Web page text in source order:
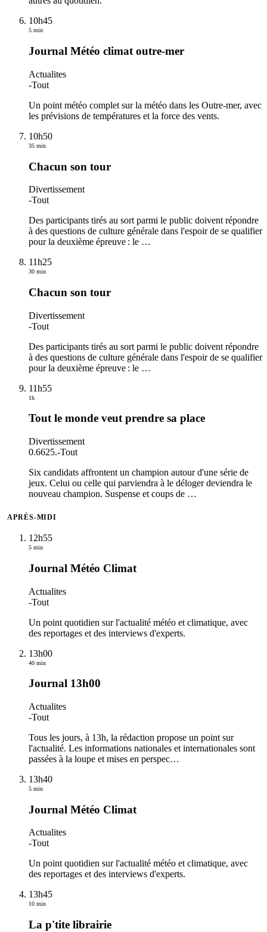
10h45
5 min
Journal Météo climat outre-mer
Actualites
-Tout
Un point météo complet sur la météo dans les Outre-mer, avec
les prévisions de températures et la force des vents.
10h50
35 min
Chacun son tour
Divertissement
-Tout
Des participants tirés au sort parmi le public doivent répondre
à des questions de culture générale dans l'espoir de se qualifier
pour la deuxième épreuve : le …
11h25
30 min
Chacun son tour
Divertissement
-Tout
Des participants tirés au sort parmi le public doivent répondre
à des questions de culture générale dans l'espoir de se qualifier
pour la deuxième épreuve : le …
11h55
1h
Tout le monde veut prendre sa place
Divertissement
0.6625.-Tout
Six candidats affrontent un champion autour d'une série de
jeux. Celui ou celle qui parviendra à le déloger deviendra le
nouveau champion. Suspense et coups de …
APRÈS-MIDI
12h55
5 min
Journal Météo Climat
Actualites
-Tout
Un point quotidien sur l'actualité météo et climatique, avec
des reportages et des interviews d'experts.
13h00
40 min
Journal 13h00
Actualites
-Tout
Tous les jours, à 13h, la rédaction propose un point sur
l'actualité. Les informations nationales et internationales sont
passées à la loupe et mises en perspec…
13h40
5 min
Journal Météo Climat
Actualites
-Tout
Un point quotidien sur l'actualité météo et climatique, avec
des reportages et des interviews d'experts.
13h45
10 min
La p'tite librairie